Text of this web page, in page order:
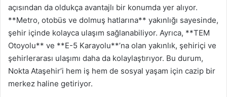
açısından da oldukça avantajlı bir konumda yer alıyor.
**Metro, otobüs ve dolmuş hatlarına** yakınlığı sayesinde,
şehir içinde kolayca ulaşım sağlanabiliyor. Ayrıca, **TEM
Otoyolu** ve **E-5 Karayolu**’na olan yakınlık, şehiriçi ve
şehirlerarası ulaşımı daha da kolaylaştırıyor. Bu durum,
Nokta Ataşehir’i hem iş hem de sosyal yaşam için cazip bir
merkez haline getiriyor.